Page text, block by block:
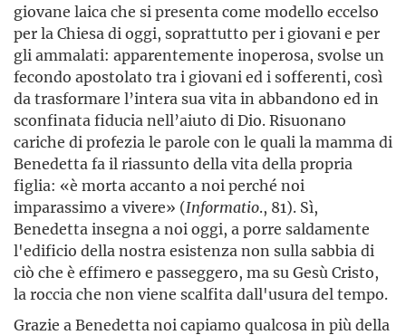
giovane laica che si presenta come modello eccelso
per la Chiesa di oggi, soprattutto per i giovani e per
gli ammalati: apparentemente inoperosa, svolse un
fecondo apostolato tra i giovani ed i sofferenti, così
da trasformare l’intera sua vita in abbandono ed in
sconfinata fiducia nell’aiuto di Dio. Risuonano
cariche di profezia le parole con le quali la mamma di
Benedetta fa il riassunto della vita della propria
figlia: «è morta accanto a noi perché noi
imparassimo a vivere» (Informatio., 81). Sì,
Benedetta insegna a noi oggi, a porre saldamente
l'edificio della nostra esistenza non sulla sabbia di
ciò che è effimero e passeggero, ma su Gesù Cristo,
la roccia che non viene scalfita dall'usura del tempo.
Grazie a Benedetta noi capiamo qualcosa in più della